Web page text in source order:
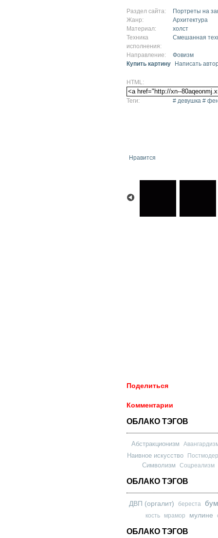
Раздел сайта:
Портреты на
Жанр:
Архитектура
Материал:
холст
Техника
исполнения:
Смешанная
Направление:
Фовизм
Купить картину
Написать
HTML:
Теги: # девушка #
Нравится
Поделиться
Комментарии
ОБЛАКО ТЭГОВ
Абстракционизм
Наивное искусство
Символизм Соцреализм
ОБЛАКО ТЭГОВ
ДВП (оргалит) береста
кость мрамор мулине
ОБЛАКО ТЭГОВ